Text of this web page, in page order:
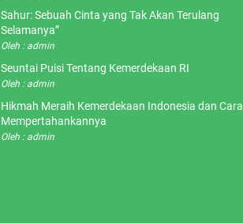
Sahur: Sebuah Cinta yang Tak Akan Terulang
Selamanya”
Oleh : admin
Seuntai Puisi Tentang Kemerdekaan RI
Oleh : admin
Hikmah Meraih Kemerdekaan Indonesia dan Cara
Mempertahankannya
Oleh : admin